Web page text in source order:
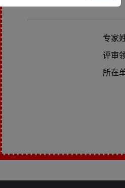
专家
评审
所在